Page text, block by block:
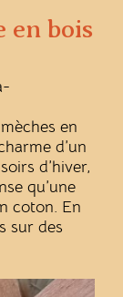
en bois
en
d’un
d’hiver,
qu’une
coton. En
sur des